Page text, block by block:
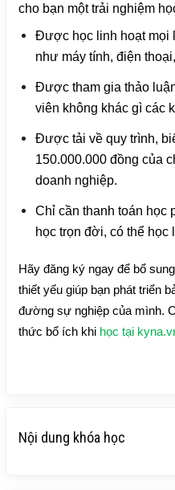
cho bạn một trải nghiệm
Được học linh hoạt mọi
như máy tính, điện
Được tham gia thảo
viên không khác gì các
Được tải về quy trình,
150.000.000 đồng của
doanh nghiệp.
Chỉ cần thanh toán học
học trọn đời, có thể học
Hãy đăng ký ngay để bổ
thiết yếu giúp bạn phát triển
đường sự nghiệp của mình.
thức bổ ích khi học tại
Nội dung khóa học